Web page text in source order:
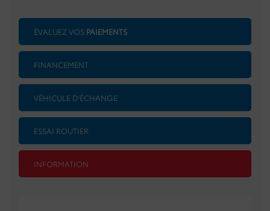
ÉVALUEZ VOS PAIEMENTS
FINANCEMENT
VÉHICULE D'ÉCHANGE
ESSAI ROUTIER
INFORMATION